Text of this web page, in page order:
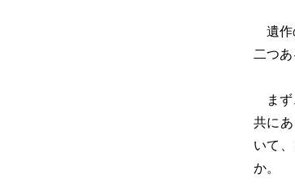
遺作
二つあ
まず
共に
いて
か。